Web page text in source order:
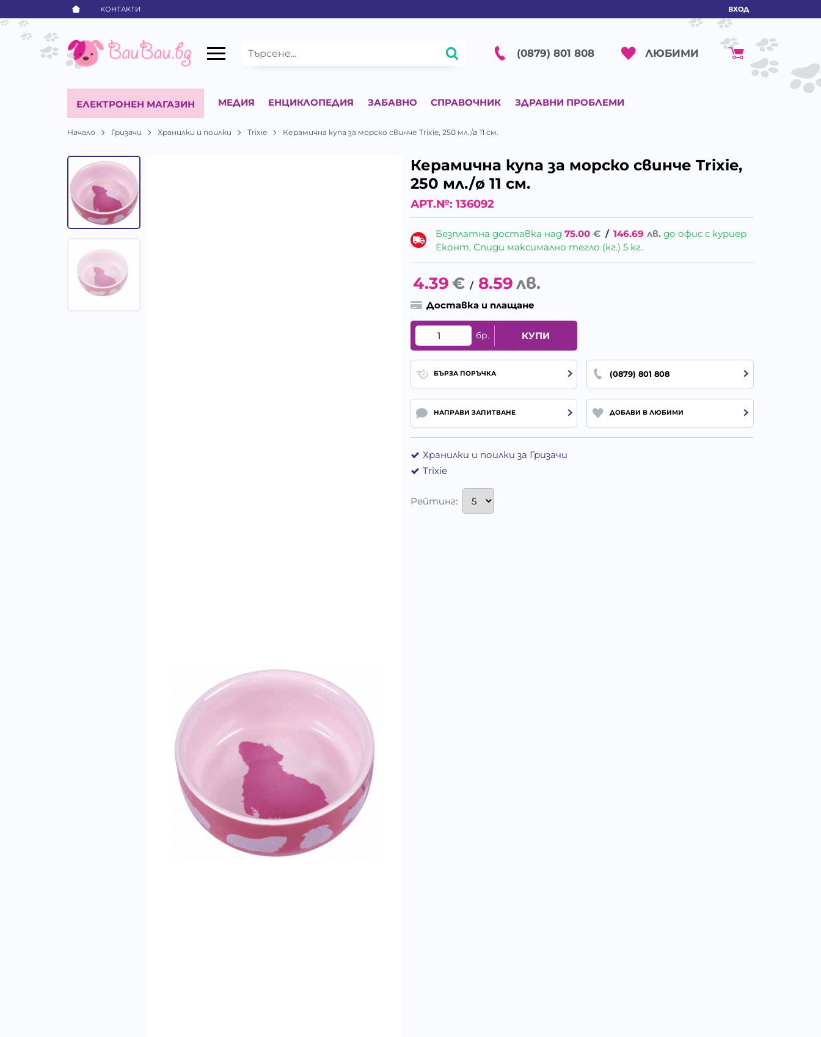
КОНТАКТИ ВХОД
(0879) 801 808 ЛЮБИМИ
ЕЛЕКТРОНЕН МАГАЗИН МЕДИЯ ЕНЦИКЛОПЕДИЯ ЗАБАВНО СПРАВОЧНИК ЗДРАВНИ ПРОБЛЕМИ
Начало Гризачи Хранилки и поилки Trixie Керамична купа за морско свинче Trixie, 250 мл./ø 11 см.
Керамична купа за морско свинче Trixie,
250 мл./ø 11 см.
АРТ.№: 136092
Безплатна доставка над75.00 € / 146.69 лв. до офис с куриер
Еконт, Спиди максимално тегло (кг.) 5 кг.
4.39€ / 8.59лв.
Доставка и плащане
бр. КУПИ
БЪРЗА ПОРЪЧКА (0879) 801 808
НАПРАВИ ЗАПИТВАНЕ ДОБАВИ В ЛЮБИМИ
Хранилки и поилки за Гризачи
Trixie
Рейтинг: